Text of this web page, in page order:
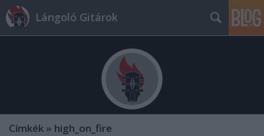
Lángoló Gitárok
Címkék » high_on_fire